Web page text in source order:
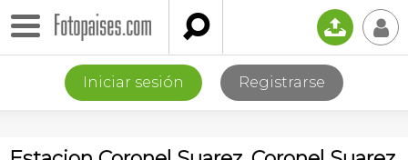
 📤 👤
Iniciar sesión Registrarse